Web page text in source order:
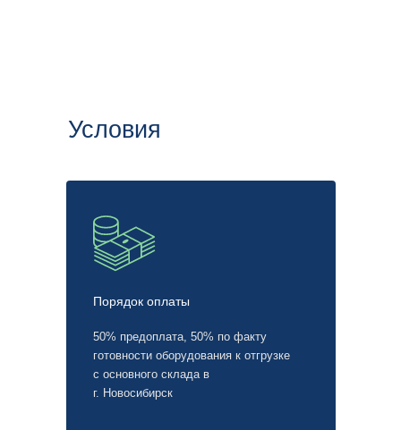
Условия
50% предоплата, 50% по факту
готовности оборудования к отгрузке
с основного склада в
г. Новосибирск
Порядок оплаты